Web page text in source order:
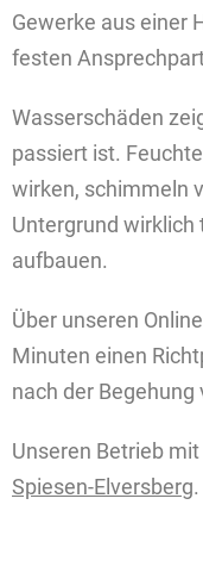
Gewerke aus einer
festen
Wasserschäden
passiert ist.
wirken, schimmeln
Untergrund wirklich
aufbauen.
Über unseren
Minuten einen
nach der Begehung
Unseren Betrieb
Spiesen-Elversberg.